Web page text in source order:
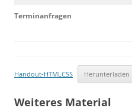
Terminanfragen
Handout-HTMLCSS Herunterladen
Weiteres Material